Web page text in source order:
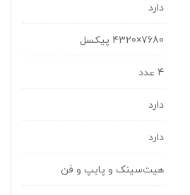
دارد
7680×4320 پیکسل
4 عدد
دارد
دارد
هیت‌سینک و پایپ و فن